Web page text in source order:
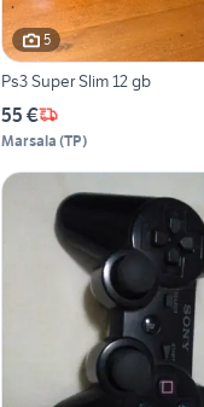
5
Ps3 Super Slim 12 gb
55 €
Marsala (TP)